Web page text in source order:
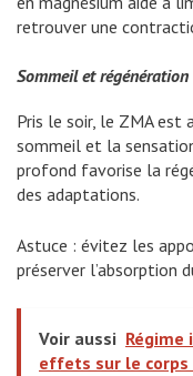
retrouver une
Sommeil et régénération
Pris le soir, le ZMA est
sommeil et la
profond favorise la
des adaptations.
Astuce : évitez les
préserver l’absorption
Voir aussi
effets sur le